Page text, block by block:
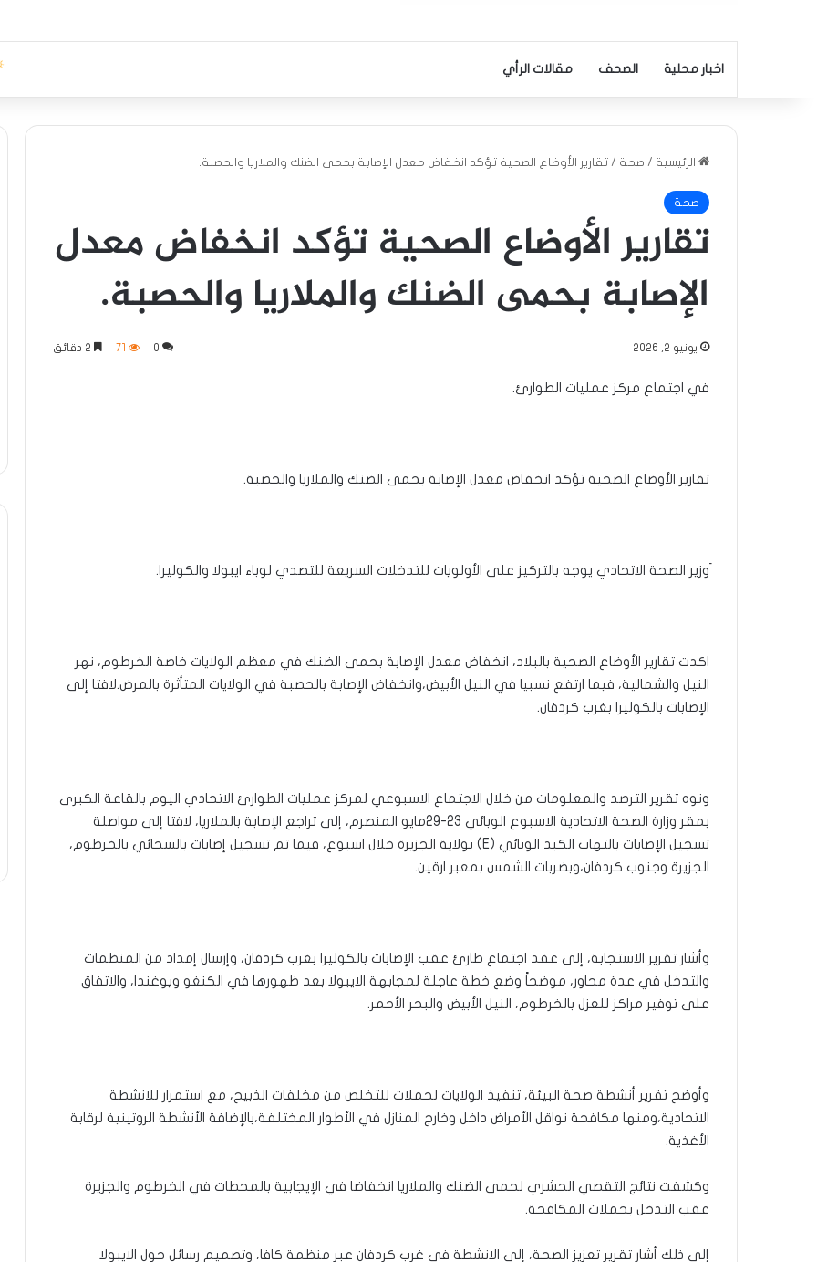
اخبار محلية الصحف مقالات الرأي
الرئيسية / صحة / تقارير الأوضاع الصحية تؤكد انخفاض معدل الإصابة بحمى الضنك والملاريا والحصبة.
صحة
تقارير الأوضاع الصحية تؤكد انخفاض معدل
الإصابة بحمى الضنك والملاريا والحصبة.
يونيو 2, 2026 0
71
في اجتماع مركز عمليات الطوارئ.
تقارير الأوضاع الصحية تؤكد انخفاض معدل الإصابة بحمى الضنك والملاريا والحصبة.
َوزير الصحة الاتحادي يوجه بالتركيز على الأولويات للتدخلات السريعة للتصدي لوباء ايبولا والكوليرا.
اكدت تقارير الأوضاع الصحية بالبلاد، انخفاض معدل الإصابة بحمى الضنك في معظم الولايات خاصة الخرطوم، نهر
النيل والشمالية، فيما ارتفع نسبيا في النيل الأبيض،وانخفاض الإصابة بالحصبة في الولايات المتأثرة بالمرض.لافتا إلى
الإصابات بالكوليرا بغرب كردفان.
ونوه تقرير الترصد والمعلومات من خلال الاجتماع الاسبوعي لمركز عمليات الطوارئ الاتحادي اليوم بالقاعة الكبرى
بمقر وزارة الصحة الاتحادية الاسبوع الوبائي 23-29مايو المنصرم، إلى تراجع الإصابة بالملاريا، لافتا إلى مواصلة
تسجيل الإصابات بالتهاب الكبد الوبائي (E) بولاية الجزيرة خلال اسبوع، فيما تم تسجيل إصابات بالسحائي بالخرطوم،
الجزيرة وجنوب كردفان،وبضربات الشمس بمعبر ارقين.
وأشار تقرير الاستجابة، إلى عقد اجتماع طارئ عقب الإصابات بالكوليرا بغرب كردفان، وإرسال إمداد من المنظمات
والتدخل في عدة محاور، موضحاً وضع خطة عاجلة لمجابهة الايبولا بعد ظهورها في الكنغو ويوغندا، والاتفاق
على توفير مراكز للعزل بالخرطوم، النيل الأبيض والبحر الأحمر.
وأوضح تقرير أنشطة صحة البيئة، تنفيذ الولايات لحملات للتخلص من مخلفات الذبيح، مع استمرار للانشطة
الاتحادية،ومنها مكافحة نواقل الأمراض داخل وخارج المنازل في الأطوار المختلفة،بالإضافة الأنشطة الروتينية لرقابة
الأغذية.
وكشفت نتائج التقصي الحشري لحمى الضنك والملاريا انخفاضا في الإيجابية بالمحطات في الخرطوم والجزيرة
عقب التدخل بحملات المكافحة.
إلى ذلك أشار تقرير تعزيز الصحة، إلى الانشطة في غرب كردفان عبر منظمة كافا، وتصميم رسائل حول الايبولا